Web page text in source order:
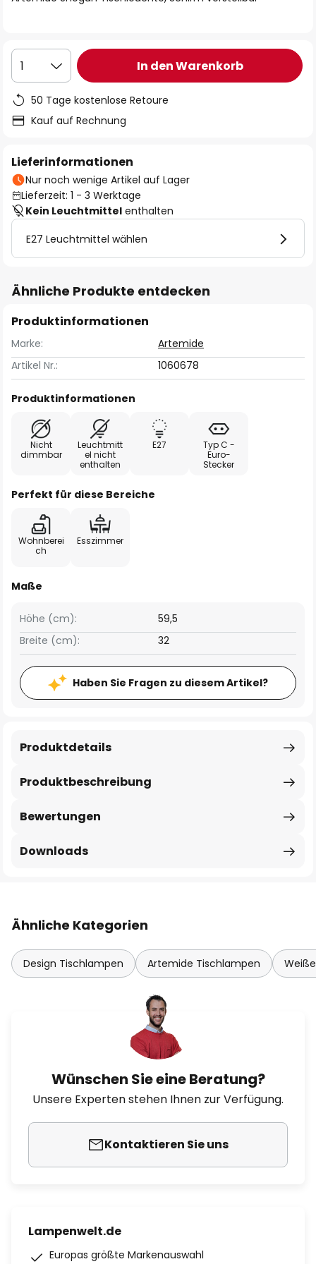
1 In den Warenkorb
50 Tage kostenlose Retoure
Kauf auf Rechnung
Lieferinformationen
Nur noch wenige Artikel auf Lager
Lieferzeit: 1 - 3 Werktage
Kein Leuchtmittel enthalten
E27 Leuchtmittel wählen
Ähnliche Produkte entdecken
Produktinformationen
Marke:
Artemide
Artikel Nr.:
1060678
Produktinformationen
Nicht
dimmbar
Leuchtmitt
el nicht
enthalten
E27
Typ C -
Euro-
Stecker
Perfekt für diese Bereiche
Wohnberei
ch
Esszimmer
Maße
Breite (cm): 32
Höhe (cm): 59,5
Haben Sie Fragen zu diesem Artikel?
Produktbeschreibung
Produktdetails
Bewertungen
Downloads
Ähnliche Kategorien
Design Tischlampen Artemide Tischlampen
Wünschen Sie eine Beratung?
Unsere Experten stehen Ihnen zur Verfügung.
Kontaktieren Sie uns
Lampenwelt.de
Europas größte Markenauswahl